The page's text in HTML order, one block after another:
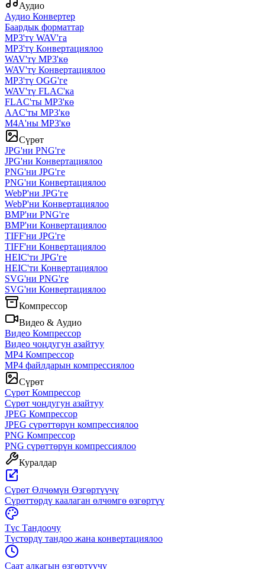
Аудио
Аудио Конвертер
Баардык форматтар
MP3'тү WAV'га
MP3'тү Конвертациялоо
WAV'тү MP3'кө
WAV'тү Конвертациялоо
MP3'тү OGG'ге
WAV'тү FLAC'ка
FLAC'ты MP3'кө
AAC'ты MP3'кө
M4A'ны MP3'кө
Сүрөт
JPG'ни PNG'ге
JPG'ни Конвертациялоо
PNG'ни JPG'ге
PNG'ни Конвертациялоо
WebP'ни JPG'ге
WebP'ни Конвертациялоо
BMP'ни PNG'ге
BMP'ни Конвертациялоо
TIFF'ни JPG'ге
TIFF'ни Конвертациялоо
HEIC'ти JPG'ге
HEIC'ти Конвертациялоо
SVG'ни PNG'ге
SVG'ни Конвертациялоо
Компрессор
Видео & Аудио
Видео Компрессор
Видео чоңдугун азайтуу
MP4 Компрессор
MP4 файлдарын компрессиялоо
Сүрөт
Сүрөт Компрессор
Сүрөт чоңдугун азайтуу
JPEG Компрессор
JPEG сүрөттөрүн компрессиялоо
PNG Компрессор
PNG сүрөттөрүн компрессиялоо
Куралдар
Сүрөт Өлчөмүн Өзгөртүүчү
Сүрөттөрдү каалаган өлчөмгө өзгөртүү
Түс Тандоочу
Түстөрдү тандоо жана конвертациялоо
Саат алкагын өзгөртүүчү